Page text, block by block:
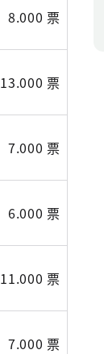
8.000 票
13.000 票
7.000 票
6.000 票
11.000 票
7.000 票